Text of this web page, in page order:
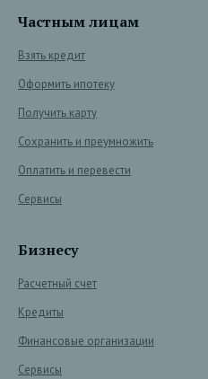
Частным лицам
Взять кредит
Оформить ипотеку
Получить карту
Сохранить и преумножить
Оплатить и перевести
Сервисы
Бизнесу
Расчетный счет
Кредиты
Финансовые организации
Сервисы